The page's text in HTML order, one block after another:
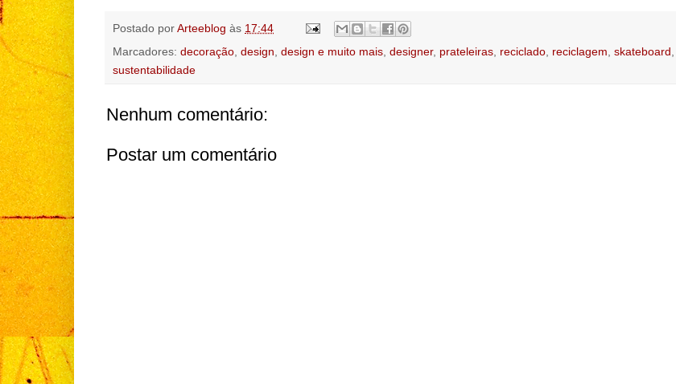
Postado porArteeblog às 17:44
Marcadores: decoração design design e muito mais designer, prateleiras reciclado reciclagem skateboard
sustentabilidade
Nenhum comentário:
Postar um comentário